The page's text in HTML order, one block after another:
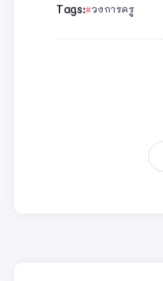
Tags: วงการครู